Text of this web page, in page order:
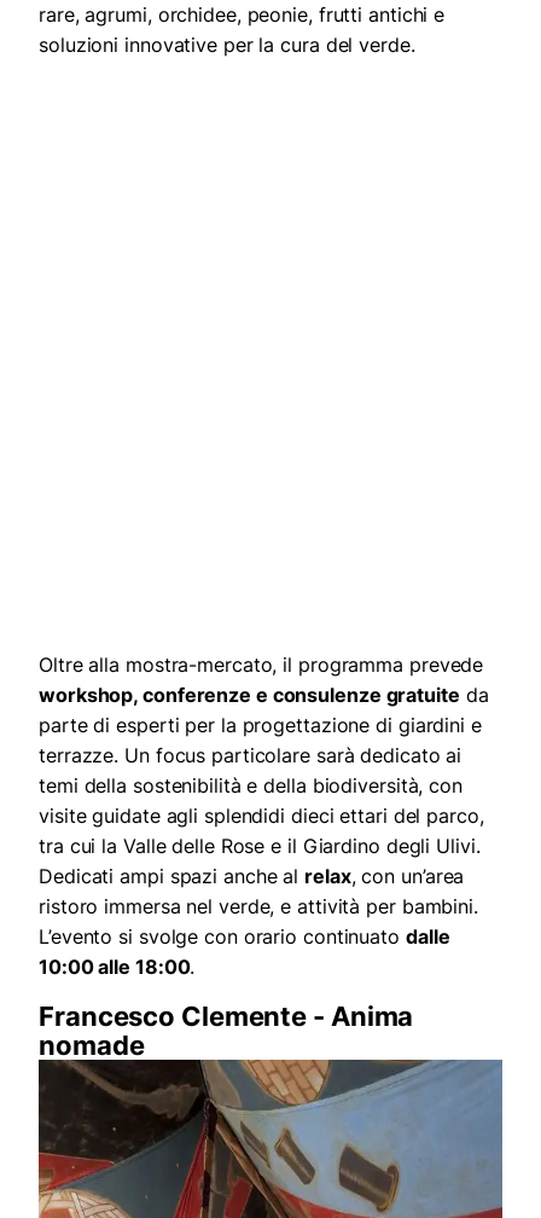
rare, agrumi, orchidee, peonie, frutti antichi e
soluzioni innovative per la cura del verde.
Oltre alla mostra-mercato, il programma prevede
workshop, conferenze e consulenze gratuite da
parte di esperti per la progettazione di giardini e
terrazze. Un focus particolare sarà dedicato ai
temi della sostenibilità e della biodiversità, con
visite guidate agli splendidi dieci ettari del parco,
tra cui la Valle delle Rose e il Giardino degli Ulivi.
Dedicati ampi spazi anche al relax, con un’area
ristoro immersa nel verde, e attività per bambini.
L’evento si svolge con orario continuato dalle
10:00 alle 18:00.
Francesco Clemente - Anima
nomade